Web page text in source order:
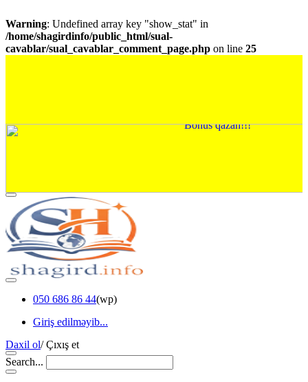
Warning: Undefined array key "show_stat" in
/home/shagirdinfo/public_html/sual-
cavablar/sual_cavablar_comment_page.php on line 25
050 686 86 44(wp)
Giriş edilməyib...
Daxil ol/Çıxış et
Search...